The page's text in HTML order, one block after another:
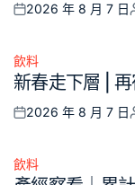
Posted
2026 年 8 月 7 日
Posted
in
飲料
新春走下層 |
Posted
2026 年 8 月 7 日
Posted
飲料